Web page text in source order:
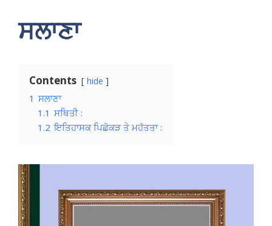
ਸਲਾਣਾ
Contents hide
1 ਸਲਾਣਾ
1.1 ਸਥਿਤੀ :
1.2 ਇਤਿਹਾਸਕ ਪਿਛੋਕੜ ਤੇ ਮਹੱਤਤਾ :